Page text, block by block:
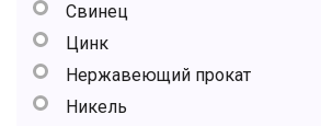
Свинец
Цинк
Нержавеющий прокат
Никель